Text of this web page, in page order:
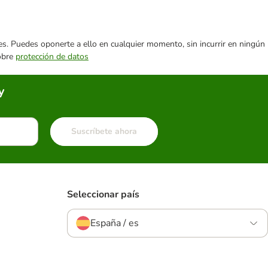
Puedes oponerte a ello en cualquier momento, sin incurrir en ningún
protección de datos
Suscríbete ahora
Seleccionar país
España / es